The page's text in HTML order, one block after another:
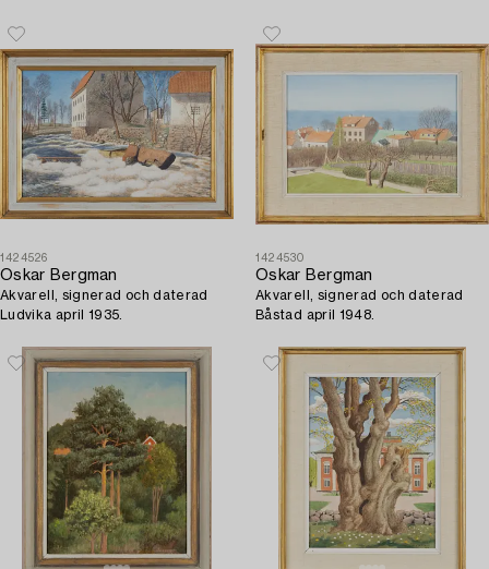
1424526
Oskar Bergman
Akvarell, signerad och daterad
Ludvika april 1935.
1424530
Oskar Bergman
Akvarell, signerad och daterad
Båstad april 1948.